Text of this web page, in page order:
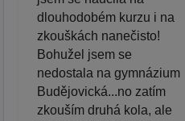
dlouhodobém kurzu i na
zkouškách nanečisto!
Bohužel jsem se
nedostala na gymnázium
Budějovická...no zatím
zkouším druhá kola, ale